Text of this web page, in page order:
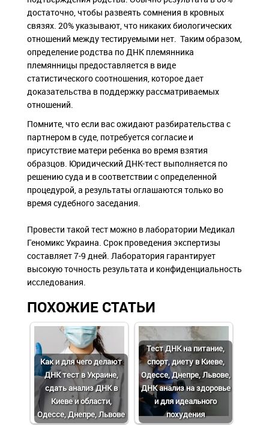
достаточно, чтобы развеять сомнения в кровных
связях. 20% указывают, что никаких биологических
отношений между тестируемыми нет. Таким образом,
определение родства по ДНК племянника
племянницы предоставляется в виде
статистического соотношения, которое дает
доказательства в поддержку рассматриваемых
отношений.
Помните, что если вас ожидают разбирательства с
партнером в суде, потребуется согласие и
присутствие матери ребенка во время взятия
образцов. Юридический ДНК-тест выполняется по
решению суда и в соответствии с определенной
процедурой, а результаты оглашаются только во
время судебного заседания.
Провести такой тест можно в лаборатории Медикал
Геномикс Украина. Срок проведения экспертизы
составляет 7-9 дней. Лаборатория гарантирует
высокую точность результата и конфиденциальность
исследования.
ПОХОЖИЕ СТАТЬИ
Как и для чего делают
ДНК тест в Украине,
сдать анализ ДНК в
Киеве и области,
Одессе, Днепре, Львове
Тест ДНК на питание,
спорт, диету в Киеве,
Одессе, Днепре, Львове,
ДНК анализ на здоровье
и для идеального
похудения